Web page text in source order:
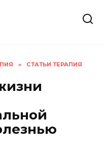
» СТАТЬИ ТЕРАПИЯ